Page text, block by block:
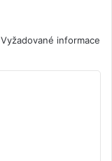
Vyžadované informace